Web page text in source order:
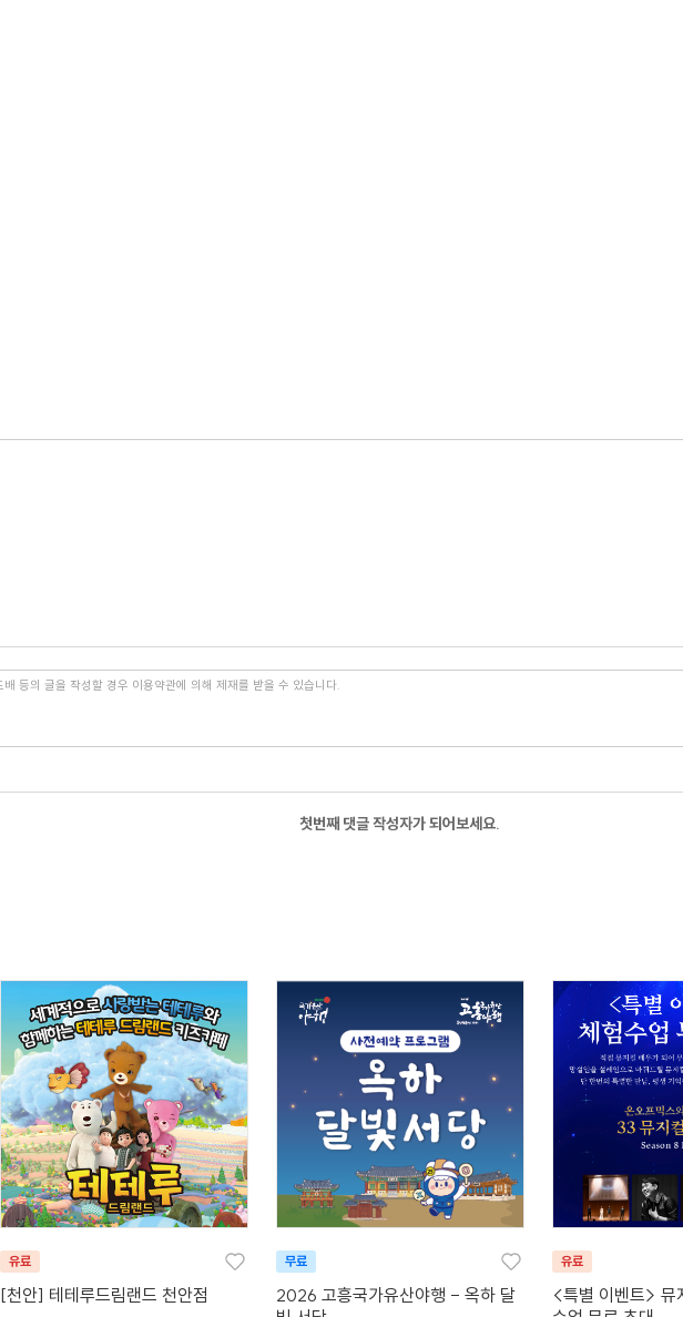
첫번째 댓글 작성자가 되어보세요.
유료
[천안] 테테루드림랜드 천안점
무료
2026 고흥국가유산야행 - 옥하 달
유료
<특별 이벤트> 뮤